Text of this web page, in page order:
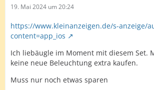
19. Mai 2024 um 20:24
https://www.kleinanzeigen.de/s-anzeige/
content=app_ios
Ich liebäugle im Moment mit diesem Set.
keine neue Beleuchtung extra kaufen.
Muss nur noch etwas sparen